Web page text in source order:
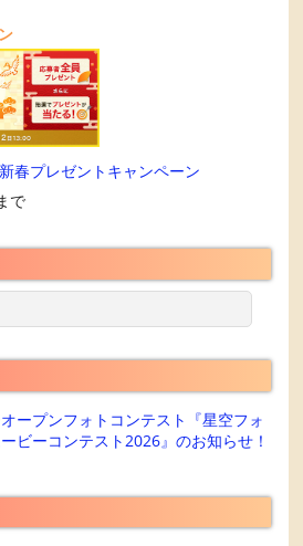
春プレゼントキャンペーン
で
ープンフォトコンテスト『星空フォ
ービーコンテスト2026』のお知らせ！